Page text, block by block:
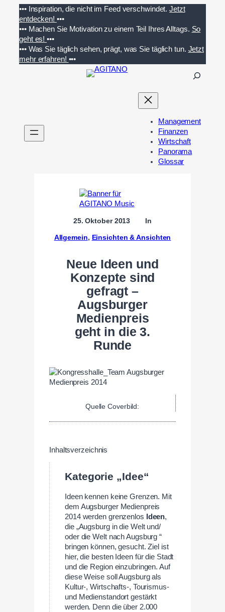
Inhalt
springen
••• Inspiration, die nicht im Feed verschwindet. Jetzt
entdecken! •••
••• Machen Sie Motivation zu einem Teil Ihres Alltags. So
geht es!•••
••• Was Sie täglich sehen, prägt, was Sie täglich tun. Jetzt
mehr erfahren! •••
n
Management
Finanzen
Wirtschaft
Panorama
Glossar
25. Oktober 2013 In
Allgemein, Einsichten & Ansichten
Neue Ideen und
Konzepte sind
gefragt –
Augsburger
Medienpreis
geht in die 3.
Runde
Quelle Coverbild:
Inhaltsverzeichnis
Kategorie „Idee“
Ideen kennen keine Grenzen. Mit
dem Augsburger Medienpreis
2014 werden grenzenlos Ideen,
die „Augsburg in die Welt und/
oder die Welt nach Augsburg “
bringen können, gesucht. Ziel ist
hier, die besten Ideen für die Stadt
und die Region einzubringen. Auf
diese Weise soll Augsburg als
Kultur-, Wirtschafts-, Tourismus-
und Medienstandort gestärkt
werden. Denn die über 2.000